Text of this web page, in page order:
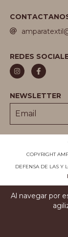
Al navegar por
REDES
NEWSLETTER
COPYRIGHT
DEFENSA DE LAS Y